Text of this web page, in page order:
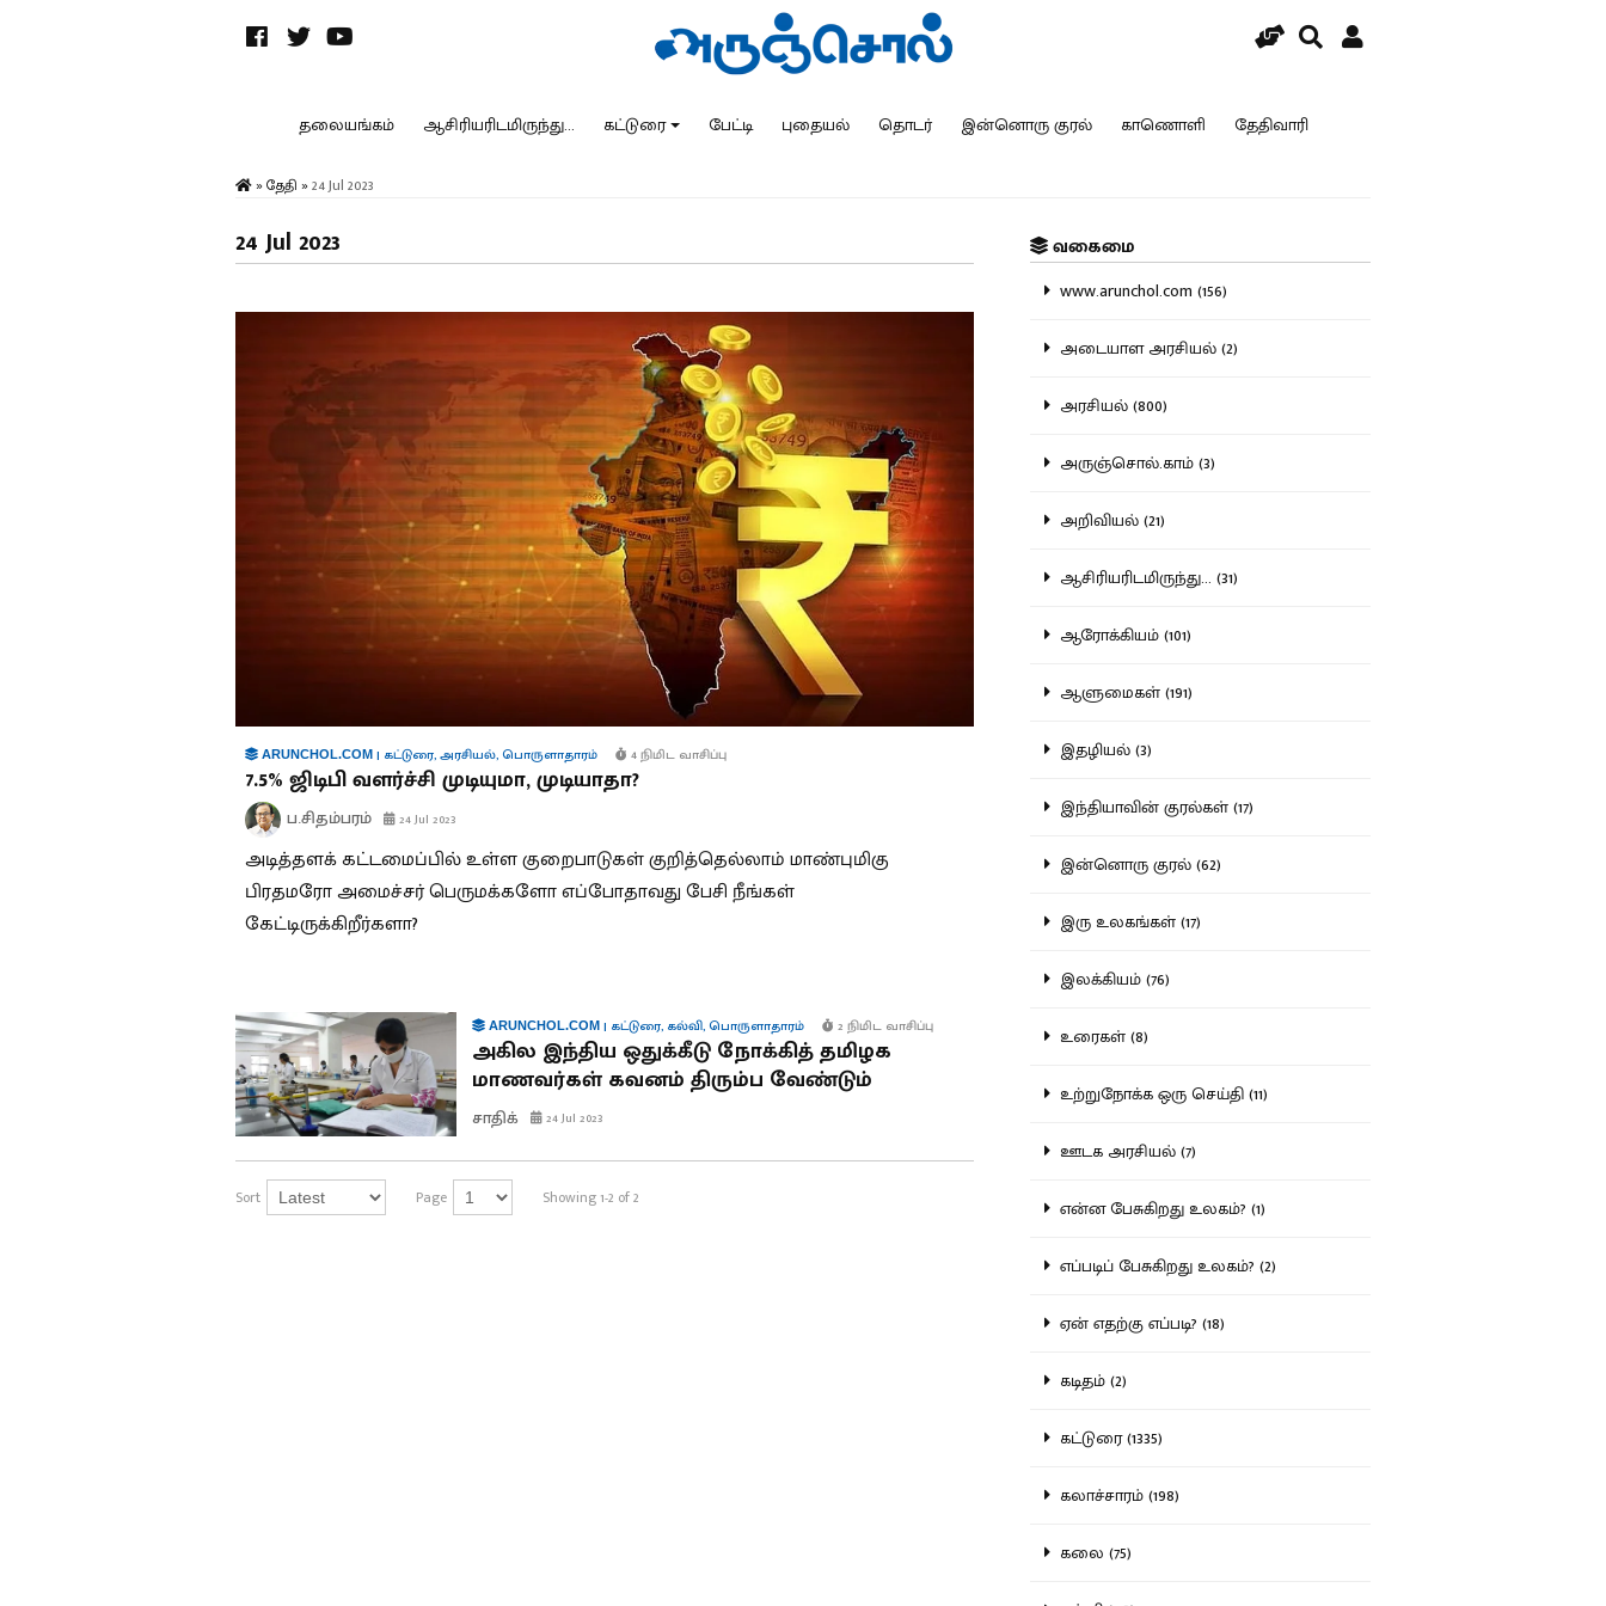
தலையங்கம் ஆசிரியரிடமிருந்து... கட்டுரை பேட்டி புதையல் தொடர் இன்னொரு குரல் காணொளி தேதிவாரி
» தேதி » 24 Jul 2023
24 Jul 2023
ARUNCHOL.COM | கட்டுரை,அரசியல்,பொருளாதாரம் 4 நிமிட வாசிப்பு
7.5% ஜிடிபி வளர்ச்சி முடியுமா, முடியாதா?
ப.சிதம்பரம் 24 Jul 2023
அடித்தளக் கட்டமைப்பில் உள்ள குறைபாடுகள் குறித்தெல்லாம் மாண்புமிகு
பிரதமரோ அமைச்சர் பெருமக்களோ எப்போதாவது பேசி நீங்கள்
கேட்டிருக்கிறீர்களா?
ARUNCHOL.COM| கட்டுரை, கல்வி,பொருளாதாரம் 2 நிமிட வாசிப்பு
அகில இந்திய ஒதுக்கீடு நோக்கித் தமிழக
மாணவர்கள் கவனம் திரும்ப வேண்டும்
சாதிக் 24 Jul 2023
Sort Page Showing 1-2 of 2
வகைமை
www.arunchol.com (156)
அடையாள அரசியல் (2)
அரசியல் (800)
அருஞ்சொல்.காம் (3)
அறிவியல் (21)
ஆசிரியரிடமிருந்து... (31)
ஆரோக்கியம் (101)
ஆளுமைகள் (191)
இதழியல் (3)
இந்தியாவின் குரல்கள் (17)
இன்னொரு குரல் (62)
இரு உலகங்கள் (17)
இலக்கியம் (76)
உரைகள் (8)
உற்றுநோக்க ஒரு செய்தி (11)
ஊடக அரசியல் (7)
என்ன பேசுகிறது உலகம்? (1)
எப்படிப் பேசுகிறது உலகம்? (2)
ஏன் எதற்கு எப்படி? (18)
கடிதம் (2)
கட்டுரை (1335)
கலாச்சாரம் (198)
கலை (75)